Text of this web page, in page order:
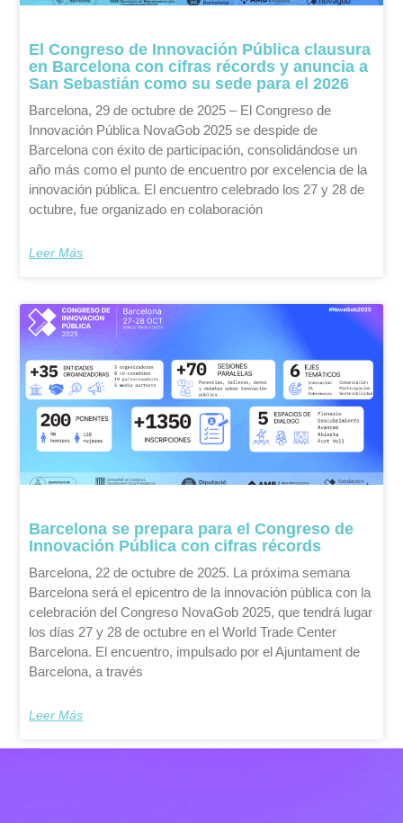
El Congreso de Innovación Pública clausura
en Barcelona con cifras récords y anuncia a
San Sebastián como su sede para el 2026
Barcelona, 29 de octubre de 2025 – El Congreso de
Innovación Pública NovaGob 2025 se despide de
Barcelona con éxito de participación, consolidándose un
año más como el punto de encuentro por excelencia de la
innovación pública. El encuentro celebrado los 27 y 28 de
octubre, fue organizado en colaboración
Leer Más
Barcelona se prepara para el Congreso de
Innovación Pública con cifras récords
Barcelona, 22 de octubre de 2025. La próxima semana
Barcelona será el epicentro de la innovación pública con la
celebración del Congreso NovaGob 2025, que tendrá lugar
los días 27 y 28 de octubre en el World Trade Center
Barcelona. El encuentro, impulsado por el Ajuntament de
Barcelona, a través
Leer Más